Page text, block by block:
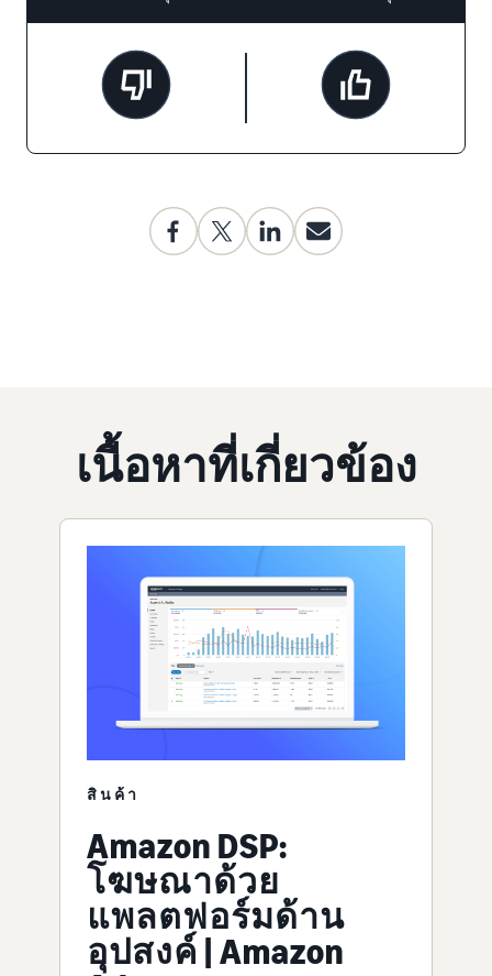
เนื้อหาที่เกี่ยวข้อง
สินค้า
Amazon DSP:
โฆษณาด้วย
แพลตฟอร์มด้าน
อุปสงค์ | Amazon